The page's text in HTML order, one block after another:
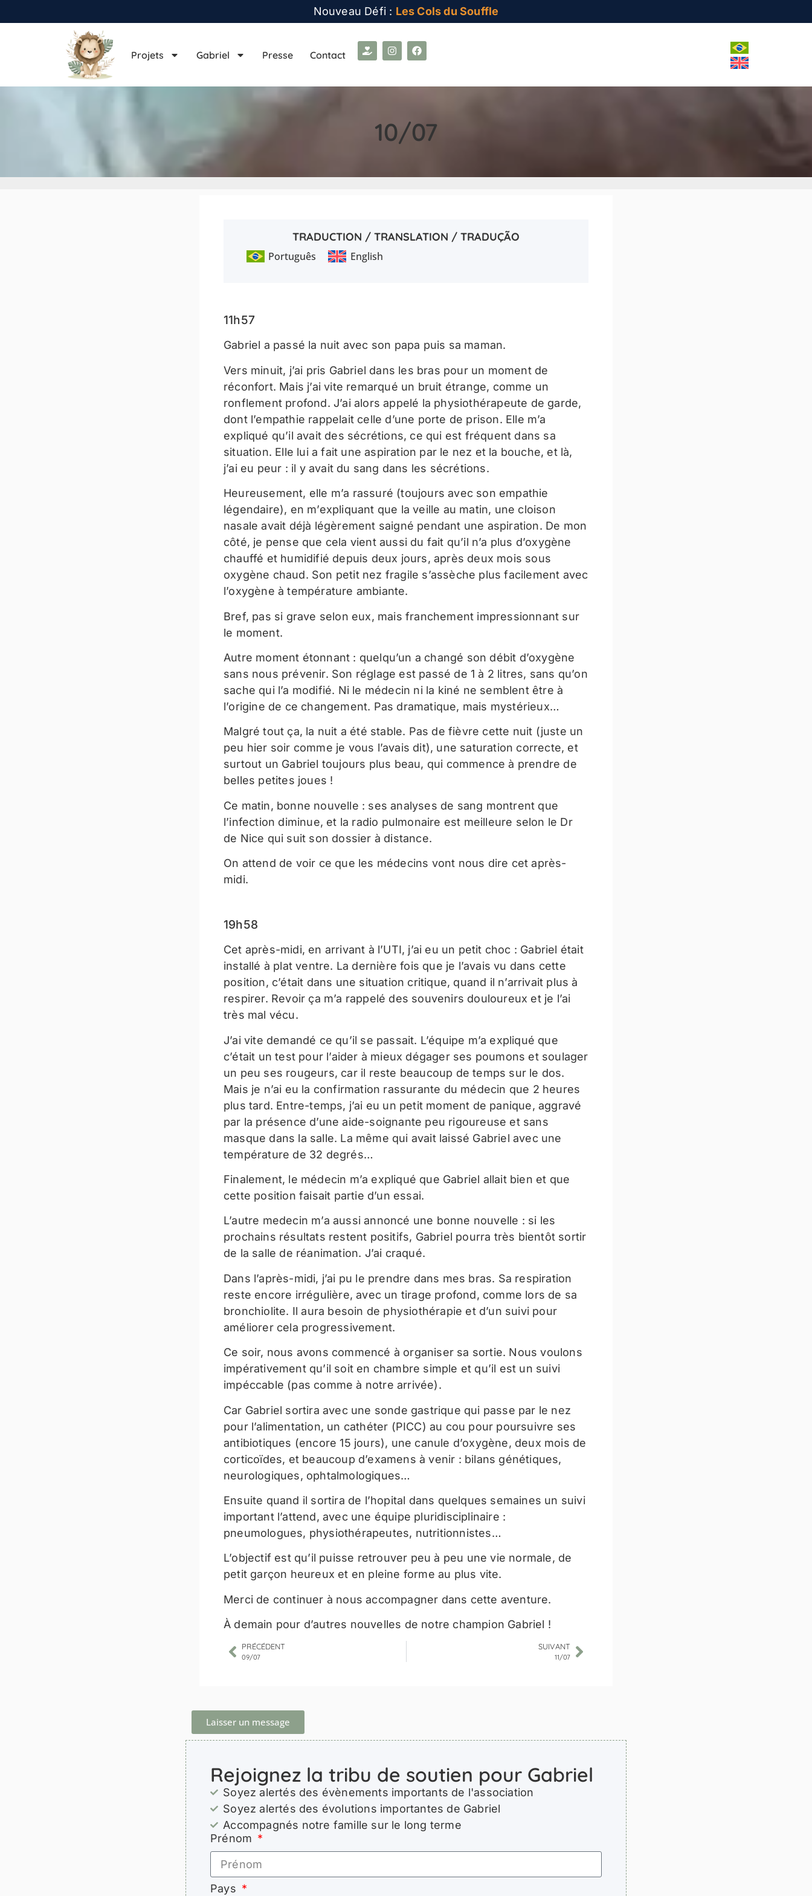
Nouveau Défi : Les Cols du Souffle
Projets Gabriel Presse Contact
10/07
TRADUCTION / TRANSLATION / TRADUÇÃO
Português English
11h57
Gabriel a passé la nuit avec son papa puis sa maman.
Vers minuit, j’ai pris Gabriel dans les bras pour un moment de
réconfort. Mais j’ai vite remarqué un bruit étrange, comme un
ronflement profond. J’ai alors appelé la physiothérapeute de garde,
dont l’empathie rappelait celle d’une porte de prison. Elle m’a
expliqué qu’il avait des sécrétions, ce qui est fréquent dans sa
situation. Elle lui a fait une aspiration par le nez et la bouche, et là,
j’ai eu peur : il y avait du sang dans les sécrétions.
Heureusement, elle m’a rassuré (toujours avec son empathie
légendaire), en m’expliquant que la veille au matin, une cloison
nasale avait déjà légèrement saigné pendant une aspiration. De mon
côté, je pense que cela vient aussi du fait qu’il n’a plus d’oxygène
chauffé et humidifié depuis deux jours, après deux mois sous
oxygène chaud. Son petit nez fragile s’assèche plus facilement avec
l’oxygène à température ambiante.
Bref, pas si grave selon eux, mais franchement impressionnant sur
le moment.
Autre moment étonnant : quelqu’un a changé son débit d’oxygène
sans nous prévenir. Son réglage est passé de 1 à 2 litres, sans qu’on
sache qui l’a modifié. Ni le médecin ni la kiné ne semblent être à
l’origine de ce changement. Pas dramatique, mais mystérieux…
Malgré tout ça, la nuit a été stable. Pas de fièvre cette nuit (juste un
peu hier soir comme je vous l’avais dit), une saturation correcte, et
surtout un Gabriel toujours plus beau, qui commence à prendre de
belles petites joues !
Ce matin, bonne nouvelle : ses analyses de sang montrent que
l’infection diminue, et la radio pulmonaire est meilleure selon le Dr
de Nice qui suit son dossier à distance.
On attend de voir ce que les médecins vont nous dire cet après-
midi.
19h58
Cet après-midi, en arrivant à l’UTI, j’ai eu un petit choc : Gabriel était
installé à plat ventre. La dernière fois que je l’avais vu dans cette
position, c’était dans une situation critique, quand il n’arrivait plus à
respirer. Revoir ça m’a rappelé des souvenirs douloureux et je l’ai
très mal vécu.
J’ai vite demandé ce qu’il se passait. L’équipe m’a expliqué que
c’était un test pour l’aider à mieux dégager ses poumons et soulager
un peu ses rougeurs, car il reste beaucoup de temps sur le dos.
Mais je n’ai eu la confirmation rassurante du médecin que 2 heures
plus tard. Entre-temps, j’ai eu un petit moment de panique, aggravé
par la présence d’une aide-soignante peu rigoureuse et sans
masque dans la salle. La même qui avait laissé Gabriel avec une
température de 32 degrés…
Finalement, le médecin m’a expliqué que Gabriel allait bien et que
cette position faisait partie d’un essai.
L’autre medecin m’a aussi annoncé une bonne nouvelle : si les
prochains résultats restent positifs, Gabriel pourra très bientôt sortir
de la salle de réanimation. J’ai craqué.
Dans l’après-midi, j’ai pu le prendre dans mes bras. Sa respiration
reste encore irrégulière, avec un tirage profond, comme lors de sa
bronchiolite. Il aura besoin de physiothérapie et d’un suivi pour
améliorer cela progressivement.
Ce soir, nous avons commencé à organiser sa sortie. Nous voulons
impérativement qu’il soit en chambre simple et qu’il est un suivi
impéccable (pas comme à notre arrivée).
Car Gabriel sortira avec une sonde gastrique qui passe par le nez
pour l’alimentation, un cathéter (PICC) au cou pour poursuivre ses
antibiotiques (encore 15 jours), une canule d’oxygène, deux mois de
corticoïdes, et beaucoup d’examens à venir : bilans génétiques,
neurologiques, ophtalmologiques…
Ensuite quand il sortira de l’hopital dans quelques semaines un suivi
important l’attend, avec une équipe pluridisciplinaire :
pneumologues, physiothérapeutes, nutritionnistes…
L’objectif est qu’il puisse retrouver peu à peu une vie normale, de
petit garçon heureux et en pleine forme au plus vite.
Merci de continuer à nous accompagner dans cette aventure.
À demain pour d’autres nouvelles de notre champion Gabriel !
PRÉCÉDENT
09/07
SUIVANT
11/07
Laisser un message
Rejoignez la tribu de soutien pour Gabriel
Soyez alertés des évènements importants de l'association
Soyez alertés des évolutions importantes de Gabriel
Accompagnés notre famille sur le long terme
Prénom
Pays